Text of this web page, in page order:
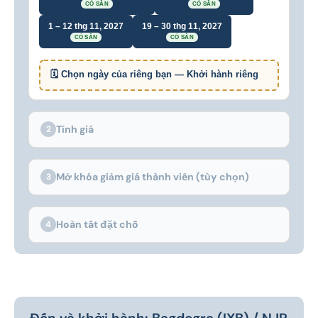
CÓ SẴN CÓ SẴN
1 – 12 thg 11, 2027
CÓ SẴN
19 – 30 thg 11, 2027
CÓ SẴN
🗓 Chọn ngày của riêng bạn — Khởi hành riêng
2 Tính giá
3 Mở khóa giảm giá thành viên (tùy chọn)
4 Hoàn tất đặt chỗ